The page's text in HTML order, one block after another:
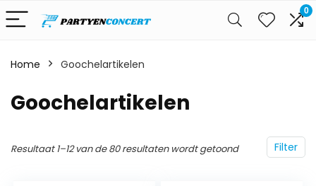
0
Home Goochelartikelen
Goochelartikelen
Filter
Resultaat 1–12 van de 80 resultaten wordt getoond